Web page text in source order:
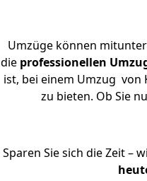
Umzüge können
die professionellen
ist, bei einem Umzug von
zu bieten. Ob Sie
Sparen Sie sich die Zeit –